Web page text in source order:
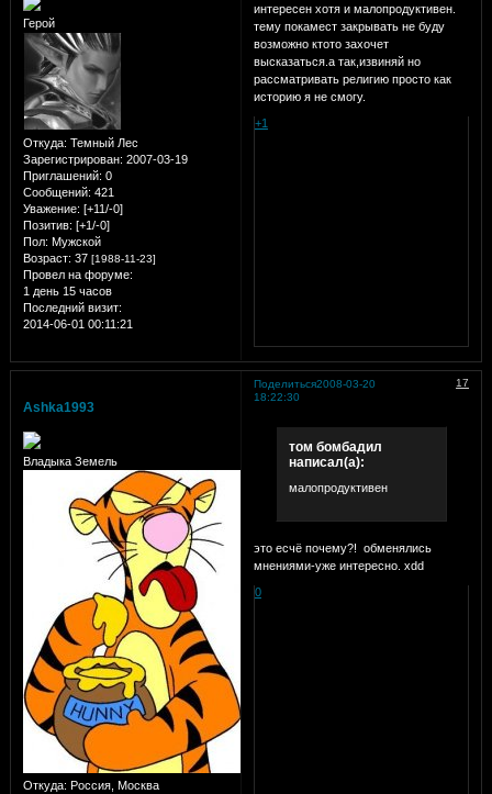
Герой
Откуда: Темный Лес
Зарегистрирован: 2007-03-19
Приглашений: 0
Сообщений: 421
Уважение: [+11/-0]
Позитив: [+1/-0]
Пол: Мужской
Возраст: 37 [1988-11-23]
Провел на форуме:
1 день 15 часов
Последний визит:
2014-06-01 00:11:21
интересен хотя и малопродуктивен.
тему покамест закрывать не буду
возможно ктото захочет
высказаться.а так,извиняй но
рассматривать религию просто как
историю я не смогу.
+1
Поделиться 17
2008-03-20
18:22:30
Ashka1993
Владыка Земель
Откуда: Россия, Москва
том бомбадил
написал(а):
малопродуктивен
это есчё почему?! обменялись
мнениями-уже интересно. xdd
0